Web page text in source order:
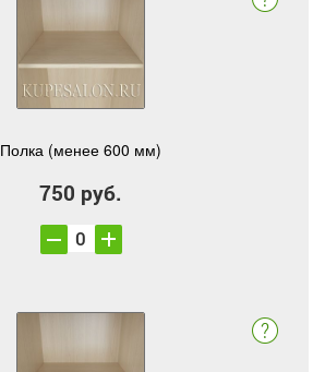
Полка (менее 600 мм)
750 руб.